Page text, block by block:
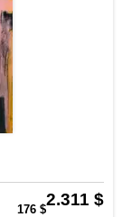
2.311 $
176 $